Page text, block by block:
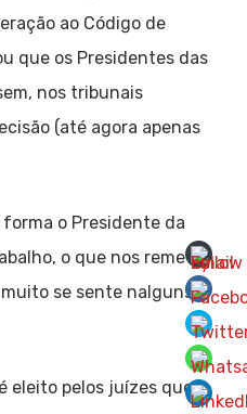
ao Código de
que os Presidentes das
nos tribunais
(até agora apenas
o Presidente da
o que nos remete
se sente nalguns
eleito pelos juízes que a